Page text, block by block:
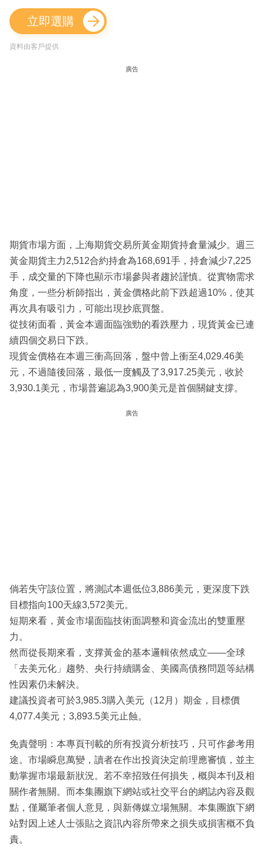
立即選購
資料由客戶提供
廣告
期貨市場方面，上海期貨交易所黃金期貨持倉量減少。週三
黃金期貨主力2,512合約持倉為168,691手，持倉減少7,225
手，成交量的下降也顯示市場參與者趨於謹慎。從實物需求
角度，一些分析師指出，黃金價格此前下跌超過10%，使其
再次具有吸引力，可能出現抄底買盤。
從技術面看，黃金本週面臨強勁的看跌壓力，現貨黃金已連
續四個交易日下跌。
現貨金價格在本週三衝高回落，盤中曾上衝至4,029.46美
元，不過隨後回落，最低一度觸及了3,917.25美元，收於
3,930.1美元，市場普遍認為3,900美元是首個關鍵支撐。
廣告
倘若失守該位置，將測試本週低位3,886美元，更深度下跌
目標指向100天線3,572美元。
短期來看，黃金市場面臨技術面調整和資金流出的雙重壓
力。
然而從長期來看，支撑黃金的基本邏輯依然成立——全球
「去美元化」趨勢、央行持續購金、美國高債務問題等結構
性因素仍未解決。
建議投資者可於3,985.3購入美元（12月）期金，目標價
4,077.4美元；3,893.5美元止蝕。
免責聲明：本專頁刊載的所有投資分析技巧，只可作參考用
途。市場瞬息萬變，讀者在作出投資決定前理應審慎，並主
動掌握市場最新狀況。若不幸招致任何損失，概與本刊及相
關作者無關。而本集團旗下網站或社交平台的網誌內容及觀
點，僅屬筆者個人意見，與新傳媒立場無關。本集團旗下網
站對因上述人士張貼之資訊內容所帶來之損失或損害概不負
責。